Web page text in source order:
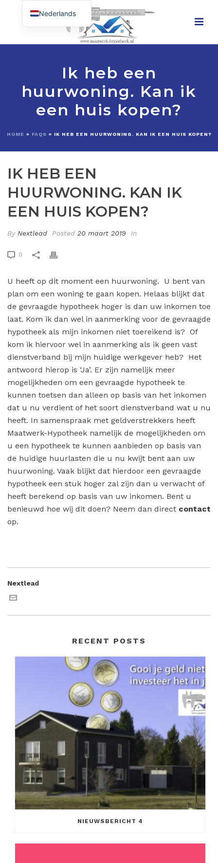
Ik heb een
huurwoning. Kan ik
een huis kopen?
HOME » FAQS » IK HEB EEN HUURWONING. KAN IK EEN HUIS KOPEN?
IK HEB EEN
HUURWONING. KAN IK
EEN HUIS KOPEN?
By Nextlead Posted 20 maart 2019 In
0
U heeft op dit moment een huurwoning. U bent van
plan om een woning te gaan kopen. Helaas blijkt dat
de gevraagde hypotheek hoger is dan uw inkomen toe
laat. Kom ik dan wel in aanmerking voor de gevraagde
hypotheek als mijn inkomen niet toereikend is? Of
kom ik hiervoor wel in aanmerking als ik geen vast
dienstverband bij mijn huidige werkgever heb? Het
antwoord hierop is ‘Ja’. Er zijn namelijk meer
mogelijkheden om een gevraagde hypotheek te
kunnen toetsen dan alleen op basis van het inkomen
dat u nu verdient of het soort dienstverband wat u nu
heeft. In samenspraak met geldverstrekkers heeft
Maatwerk-Hypotheek namelijk de mogelijkheden om
u een hypotheek te kunnen aanbieden op basis van
de huidige huurlasten die u nu kwijt bent aan uw
huurwoning. Vaak blijkt dat hierdoor een gevraagde
hypotheek een stuk hoger zal zijn dan u verwacht of
heeft berekend op basis van uw inkomen. Bent u
benieuwd hoe wij dit doen? Neem dan direct contact
op.
Nextlead
RECENT POSTS
NIEUWSBERICHT 4
Nederlands
English (UK)